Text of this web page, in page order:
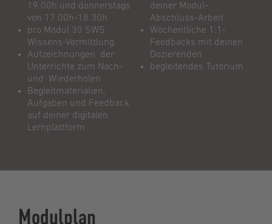
19.00h und donnerstags
von 17.00h-18.30h
pro Modul 30 SWS
Wissens-Vermittlung
Aufzeichnungen der
Unterrichte zum Nach-
und Wiederholen
Begleitmaterialien,
Aufgaben und Feedback
auf deiner digitalen
Lernplattform
deiner Modul-
Abschluss-Arbeit.
Wöchentliche 1:1-
Feedbacks mit deinen
Dozierenden
begleitendes Tutorium
Modulplan